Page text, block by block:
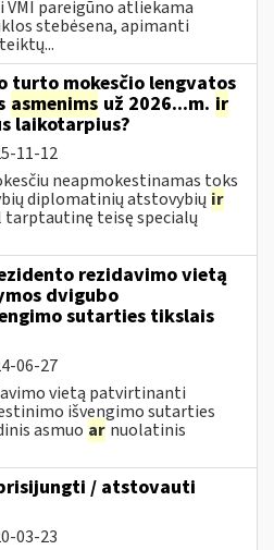
pareigūno atliekama
stebėsena, apimanti
turto mokesčio lengvatos
asmenims už 2026...m. ir
laikotarpius?
11-12
neapmokestinamas toks
diplomatinių atstovybių ir
teisę specialų
rezidavimo vietą
dvigubo
sutarties tikslais
06-27
vietą patvirtinanti
išvengimo sutarties
asmuo ar nuolatinis
/ atstovauti
03-23